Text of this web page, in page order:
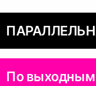
По выходным